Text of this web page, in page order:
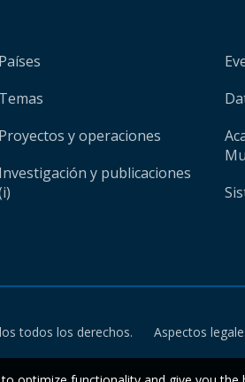
Países
Temas
Proyectos y operaciones
Investigación y publicaciones
todos los derechos. Aspectos